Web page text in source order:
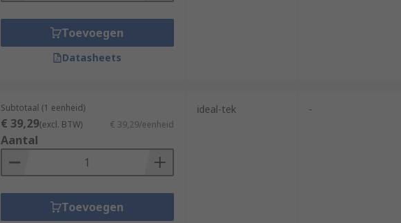
Toevoegen
Datasheets
Subtotaal (1 eenheid)
€ 39,29(excl. BTW) € 39,29/eenheid
Aantal
Toevoegen
ideal-tek -